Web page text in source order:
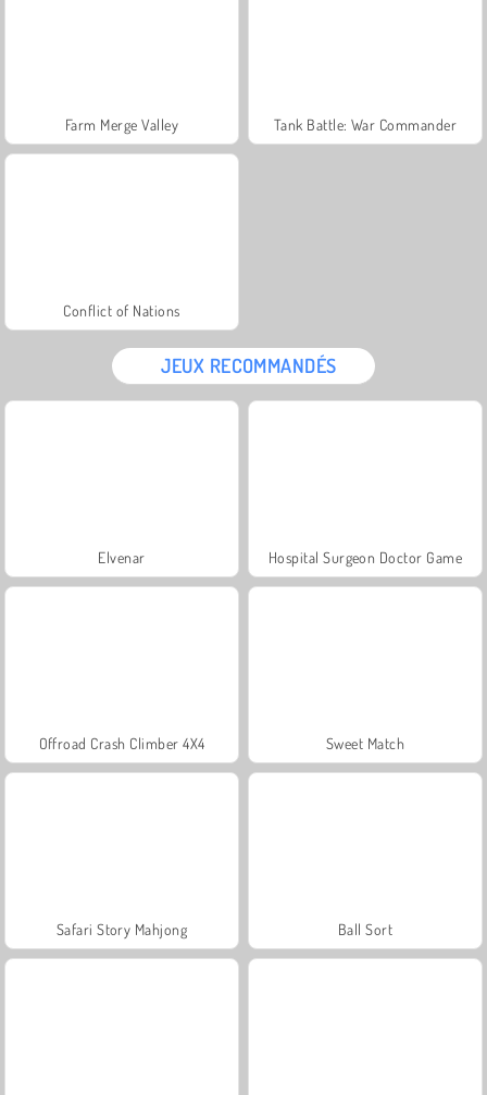
Farm Merge Valley Tank Battle: War Commander
Conflict of Nations
JEUX RECOMMANDÉS
Elvenar Hospital Surgeon Doctor Game
Offroad Crash Climber 4X4 Sweet Match
Safari Story Mahjong Ball Sort